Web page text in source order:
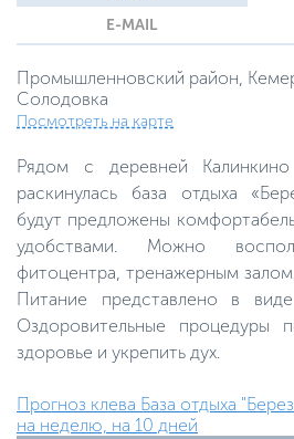
E-MAIL
Промышленновский район,
Солодовка
Посмотреть на карте
Рядом с деревней
раскинулась база отдыха
будут предложены
удобствами. Можно
фитоцентра, тренажерным
Питание представлено в
Оздоровительные процедуры
здоровье и укрепить дух.
Прогноз клева База отдыха
на неделю, на 10 дней